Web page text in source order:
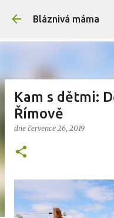
Bláznivá máma
Kam s dětmi:
Římově
dne července 26, 2019